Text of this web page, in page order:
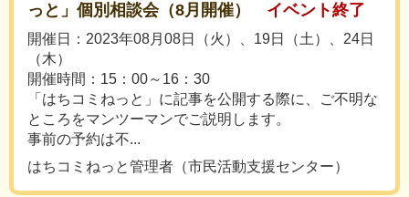
っと」個別相談会（8月開催）
イベント終了
開催日：2023年08月08日（火）、19日（土）、24日
（木）
開催時間：15：00～16：30
「はちコミねっと」に記事を公開する際に、ご不明な
ところをマンツーマンでご説明します。
事前の予約は不...
はちコミねっと管理者（市民活動支援センター）